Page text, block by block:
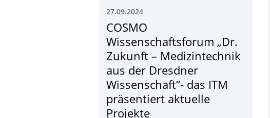
27.09.2024
COSMO
Wissenschaftsforum „Dr.
Zukunft – Medizintechnik
aus der Dresdner
Wissenschaft“- das ITM
präsentiert aktuelle
Projekte